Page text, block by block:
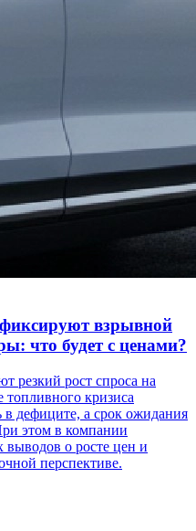
взрывной
что будет с ценами?
резкий рост спроса на
кризиса
в дефиците, а срок ожидания
этом в компании
о росте цен и
перспективе.